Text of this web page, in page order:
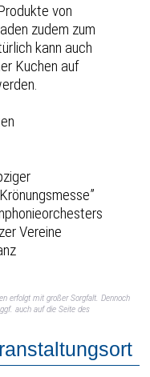
von
zudem zum
kann auch
Kuchen auf
Vereine
erfolgt mit großer Sorgfalt. Dennoch
auch auf die Seite des